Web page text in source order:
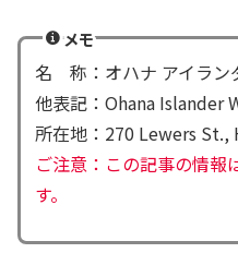
メモ
名 称：オハナ アイラン
他表記：Ohana Islander
所在地：270 Lewers
ご注意：この記事の情報
す。